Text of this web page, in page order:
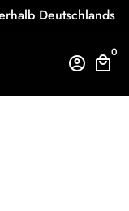
Deutschlands
account_circle local_mall
0